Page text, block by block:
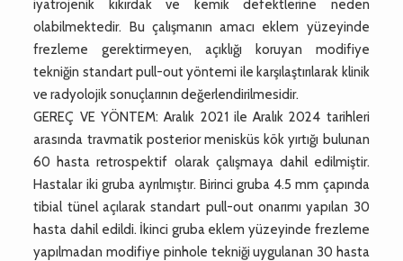
iyatrojenik kıkırdak ve kemik defektlerine neden
olabilmektedir. Bu çalışmanın amacı eklem yüzeyinde
frezleme gerektirmeyen, açıklığı koruyan modifiye
tekniğin standart pull-out yöntemi ile karşılaştırılarak klinik
ve radyolojik sonuçlarının değerlendirilmesidir.
GEREÇ VE YÖNTEM: Aralık 2021 ile Aralık 2024 tarihleri
arasında travmatik posterior menisküs kök yırtığı bulunan
60 hasta retrospektif olarak çalışmaya dahil edilmiştir.
Hastalar iki gruba ayrılmıştır. Birinci gruba 4.5 mm çapında
tibial tünel açılarak standart pull-out onarımı yapılan 30
hasta dahil edildi. İkinci gruba eklem yüzeyinde frezleme
yapılmadan modifiye pinhole tekniği uygulanan 30 hasta